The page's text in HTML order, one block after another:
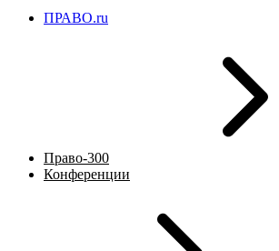
ПРАВО.ru
Право-300
Конференции